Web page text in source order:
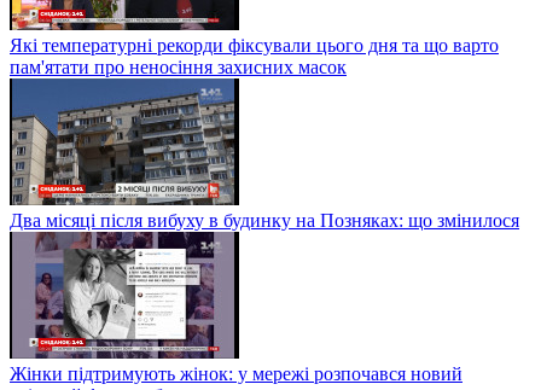
Які температурні рекорди фіксували цього дня та що варто
пам'ятати про неносіння захисних масок
Два місяці після вибуху в будинку на Позняках: що змінилося
Жінки підтримують жінок: у мережі розпочався новий